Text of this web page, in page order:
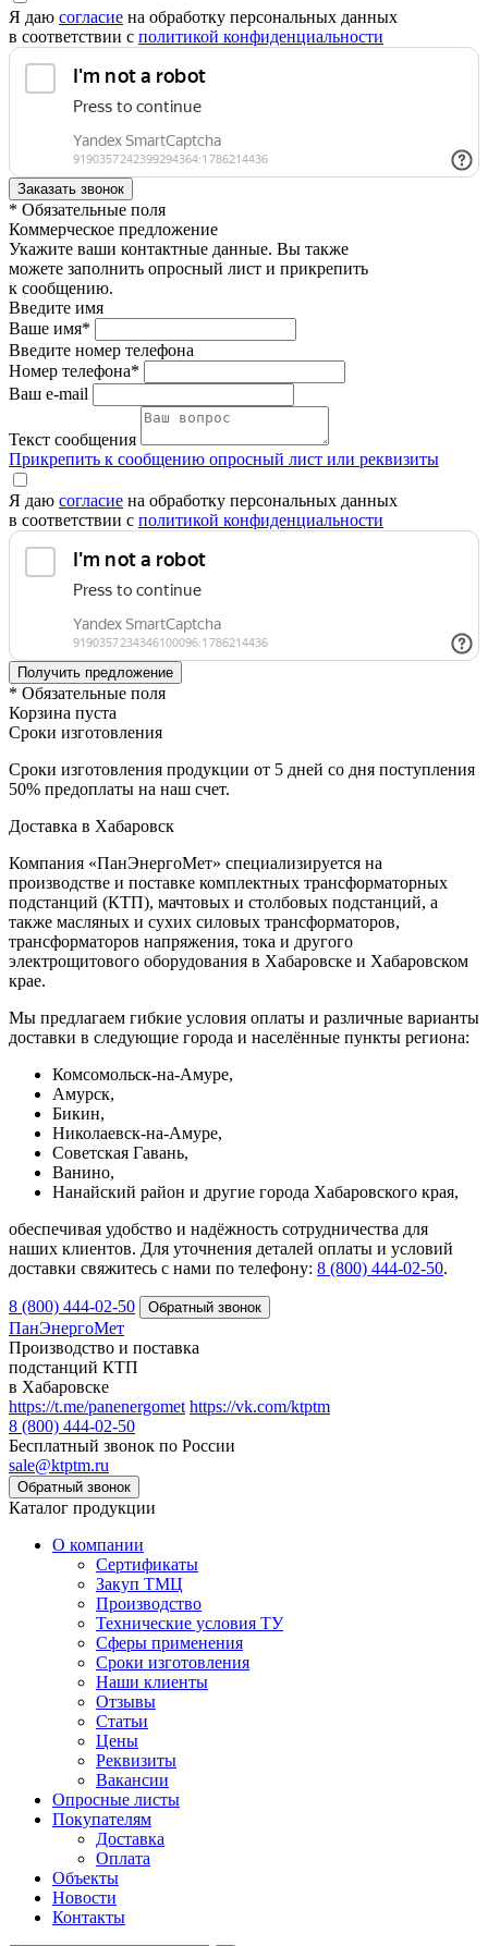
Я даю согласие на обработку персональных данных
в соответствии с политикой конфиденциальности
* Обязательные поля
Коммерческое предложение
Укажите ваши контактные данные. Вы также
можете заполнить опросный лист и прикрепить
к сообщению.
Введите имя
Ваше имя*
Введите номер телефона
Номер телефона*
Ваш e-mail
Текст сообщения
Прикрепить к сообщению опросный лист или реквизиты
Я даю согласие на обработку персональных данных
в соответствии с политикой конфиденциальности
* Обязательные поля
Корзина пуста
Сроки изготовления
Сроки изготовления продукции от 5 дней со дня поступления
50% предоплаты на наш счет.
Доставка в Хабаровск
Компания «ПанЭнергоМет» специализируется на
производстве и поставке комплектных трансформаторных
подстанций (КТП), мачтовых и столбовых подстанций, а
также масляных и сухих силовых трансформаторов,
трансформаторов напряжения, тока и другого
электрощитового оборудования в Хабаровске и Хабаровском
крае.
Мы предлагаем гибкие условия оплаты и различные варианты
доставки в следующие города и населённые пункты региона:
Комсомольск-на-Амуре,
Амурск,
Бикин,
Николаевск-на-Амуре,
Советская Гавань,
Ванино,
Нанайский район и другие города Хабаровского края,
обеспечивая удобство и надёжность сотрудничества для
наших клиентов. Для уточнения деталей оплаты и условий
доставки свяжитесь с нами по телефону: 8 (800) 444‑02‑50.
8 (800) 444-02-50
ПанЭнергоМет
Производство и поставка
подстанций КТП
в Хабаровске
https://t.me/panenergomet https://vk.com/ktptm
8 (800) 444-02-50
Бесплатный звонок по России
sale@ktptm.ru
Каталог продукции
О компании
Сертификаты
Закуп ТМЦ
Производство
Технические условия ТУ
Сферы применения
Сроки изготовления
Наши клиенты
Отзывы
Статьи
Цены
Реквизиты
Вакансии
Опросные листы
Покупателям
Доставка
Оплата
Объекты
Новости
Контакты